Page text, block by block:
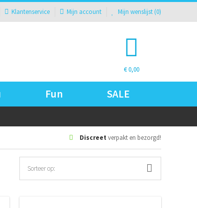
Klantenservice Mijn account Mijn wenslijst (0)
€ 0,00
Fun SALE
Discreet verpakt en bezorgd!
Sorteer op: